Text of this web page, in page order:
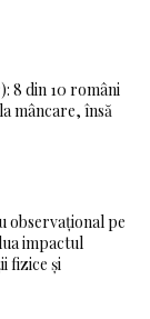
8 din 10 români
mâncare, însă
observațional pe
impactul
fizice și